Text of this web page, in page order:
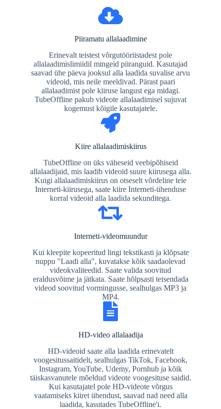
Piiramatu allalaadimine
Erinevalt teistest võrgutööriistadest pole
allalaadimislimiidil mingeid piiranguid. Kasutajad
saavad ühe päeva jooksul alla laadida suvalise arvu
videoid, mis neile meeldivad. Pärast paari
allalaadimist pole kiiruse langust ega midagi.
TubeOffline pakub videote allalaadimisel sujuvat
kogemust kõigile kasutajatele.
Kiire allalaadimiskiirus
TubeOffline on üks väheseid veebipõhiseid
allalaadijaid, mis laadib videoid suure kiirusega alla.
Kuigi allalaadimiskiirus on otseselt võrdeline teie
Interneti-kiirusega, saate kiire Interneti-ühenduse
korral videoid alla laadida sekunditega.
Interneti-videomuundur
Kui kleepite kopeeritud lingi tekstikasti ja klõpsate
nuppu "Laadi alla", kuvatakse kõik saadaolevad
videokvaliteedid. Saate valida soovitud
eraldusvõime ja jätkata. Saate hõlpsasti teisendada
videod soovitud vormingusse, sealhulgas MP3 ja
MP4.
HD-video allalaadija
HD-videoid saate alla laadida erinevatelt
voogesitussaitidelt, sealhulgas TikTok, Facebook,
Instagram, YouTube, Udemy, Pornhub ja kõik
täiskasvanutele mõeldud videote voogesituse saidid.
Kui kasutajatel pole HD-videote võrgus
vaatamiseks kiiret ühendust, saavad nad need alla
laadida, kasutades TubeOffline'i.